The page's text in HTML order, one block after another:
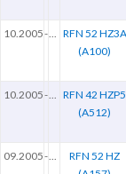
10.2005-
RFN 52 HZ3A
(A100)
10.2005-
RFN 42 HZP5
(A512)
09.2005-
RFN 52 HZ